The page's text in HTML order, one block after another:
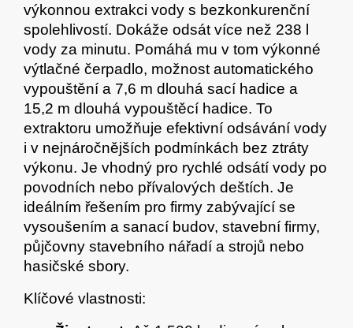
výkonnou extrakci vody s bezkonkurenční
spolehlivostí. Dokáže odsát více než 238 l
vody za minutu. Pomáhá mu v tom výkonné
výtlačné čerpadlo, možnost automatického
vypouštění a 7,6 m dlouhá sací hadice a
15,2 m dlouhá vypouštěcí hadice. To
extraktoru umožňuje efektivní odsávání vody
i v nejnáročnějších podmínkách bez ztráty
výkonu. Je vhodný pro rychlé odsátí vody po
povodních nebo přívalových deštích. Je
ideálním řešením pro firmy zabývající se
vysoušením a sanací budov, stavební firmy,
půjčovny stavebního nářadí a strojů nebo
hasičské sbory.
Klíčové vlastnosti: